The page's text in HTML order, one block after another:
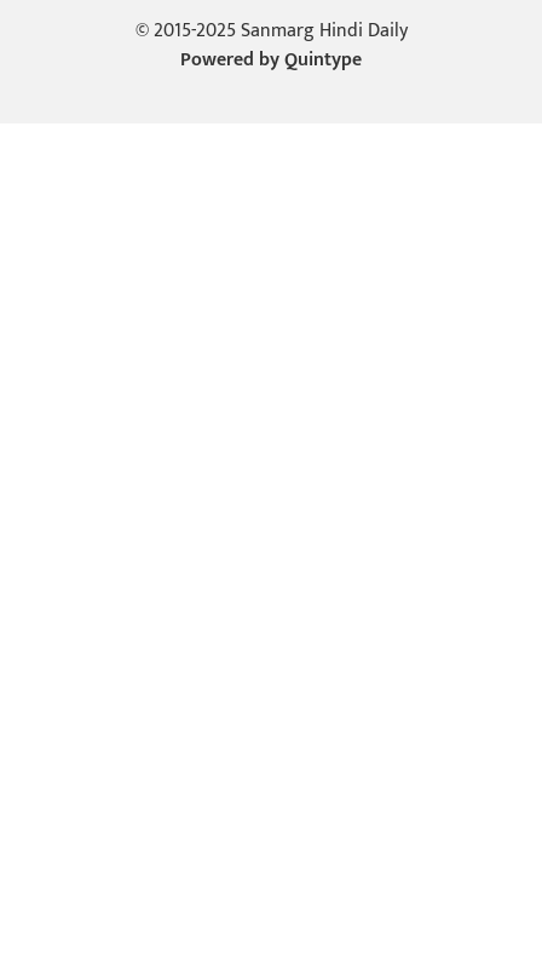
© 2015-2025 Sanmarg Hindi Daily
Powered byQuintype